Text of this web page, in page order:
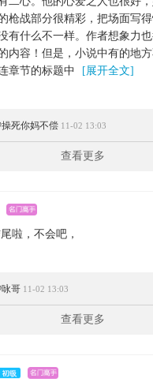
枪战部分很精彩，把场面写
有什么不一样。作者想象力
内容！但是，小说中有的地
章节的标题中
[展开全文]
死你妈不偿 11-02 13:03
查看更多
啦，不会吧，
哥 11-02 13:03
查看更多